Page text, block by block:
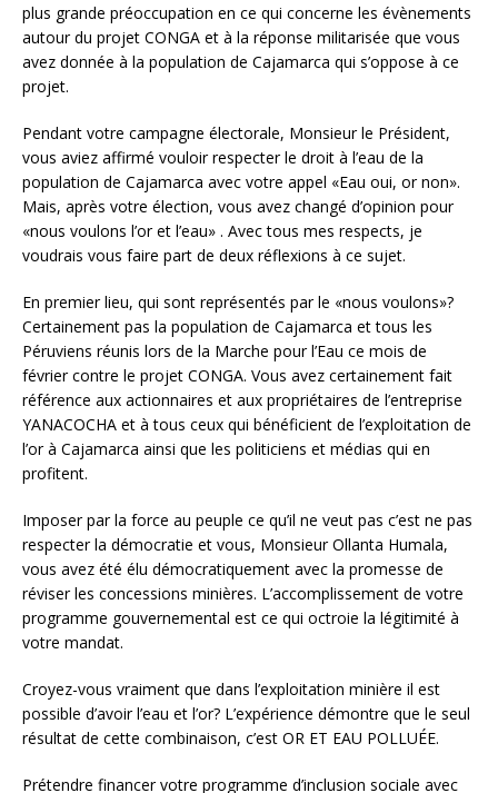
plus grande préoccupation en ce qui concerne les évènements
autour du projet CONGA et à la réponse militarisée que vous
avez donnée à la population de Cajamarca qui s’oppose à ce
projet.
Pendant votre campagne électorale, Monsieur le Président,
vous aviez affirmé vouloir respecter le droit à l’eau de la
population de Cajamarca avec votre appel «Eau oui, or non».
Mais, après votre élection, vous avez changé d’opinion pour
«nous voulons l’or et l’eau» . Avec tous mes respects, je
voudrais vous faire part de deux réflexions à ce sujet.
En premier lieu, qui sont représentés par le «nous voulons»?
Certainement pas la population de Cajamarca et tous les
Péruviens réunis lors de la Marche pour l’Eau ce mois de
février contre le projet CONGA. Vous avez certainement fait
référence aux actionnaires et aux propriétaires de l’entreprise
YANACOCHA et à tous ceux qui bénéficient de l’exploitation de
l’or à Cajamarca ainsi que les politiciens et médias qui en
profitent.
Imposer par la force au peuple ce qu’il ne veut pas c’est ne pas
respecter la démocratie et vous, Monsieur Ollanta Humala,
vous avez été élu démocratiquement avec la promesse de
réviser les concessions minières. L’accomplissement de votre
programme gouvernemental est ce qui octroie la légitimité à
votre mandat.
Croyez-vous vraiment que dans l’exploitation minière il est
possible d’avoir l’eau et l’or? L’expérience démontre que le seul
résultat de cette combinaison, c’est OR ET EAU POLLUÉE.
Prétendre financer votre programme d’inclusion sociale avec